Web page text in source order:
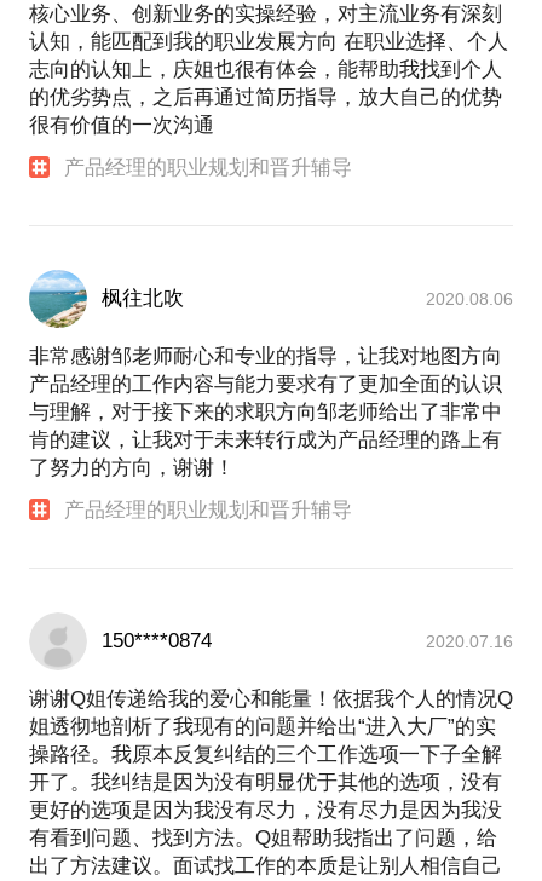
核心业务、创新业务的实操经验，对主流业务有深刻
认知，能匹配到我的职业发展方向 在职业选择、个人
志向的认知上，庆姐也很有体会，能帮助我找到个人
的优劣势点，之后再通过简历指导，放大自己的优势
很有价值的一次沟通
产品经理的职业规划和晋升辅导
枫往北吹 2020.08.06
非常感谢邹老师耐心和专业的指导，让我对地图方向
产品经理的工作内容与能力要求有了更加全面的认识
与理解，对于接下来的求职方向邹老师给出了非常中
肯的建议，让我对于未来转行成为产品经理的路上有
了努力的方向，谢谢！
产品经理的职业规划和晋升辅导
150****0874 2020.07.16
谢谢Q姐传递给我的爱心和能量！依据我个人的情况Q
姐透彻地剖析了我现有的问题并给出“进入大厂”的实
操路径。我原本反复纠结的三个工作选项一下子全解
开了。我纠结是因为没有明显优于其他的选项，没有
更好的选项是因为我没有尽力，没有尽力是因为我没
有看到问题、找到方法。Q姐帮助我指出了问题，给
出了方法建议。面试找工作的本质是让别人相信自己